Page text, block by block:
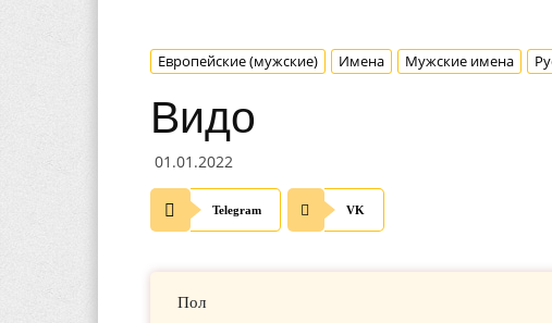
Европейские (мужские) Имена Мужские имена
Видо
01.01.2022
Telegram VK
Пол